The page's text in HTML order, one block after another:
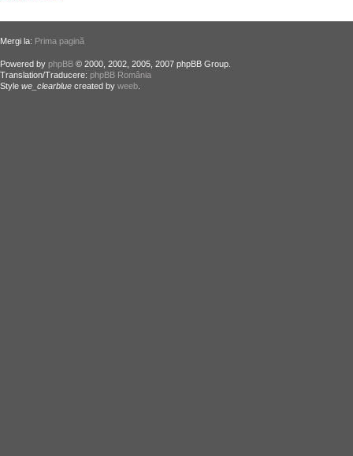
Mergi la: Prima pagină
Powered by phpBB © 2000, 2002, 2005, 2007 phpBB Group.
Translation/Traducere: phpBB România
Style we_clearblue created by weeb